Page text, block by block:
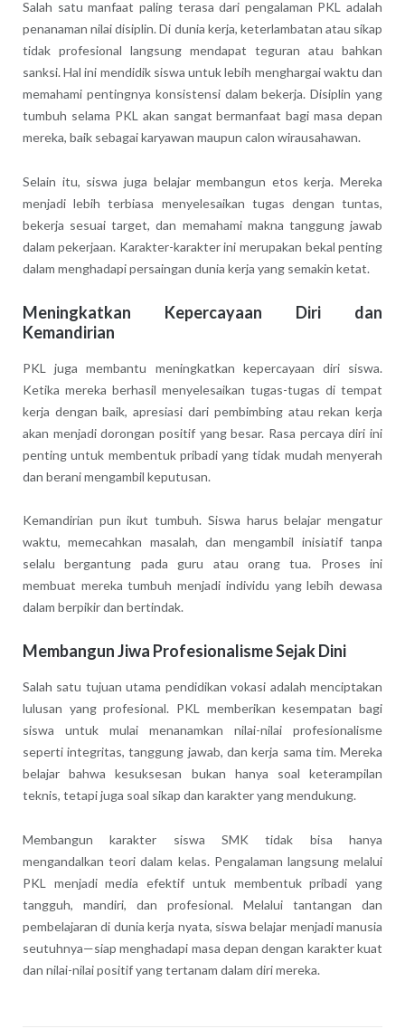
Salah satu manfaat paling terasa dari pengalaman PKL adalah
penanaman nilai disiplin. Di dunia kerja, keterlambatan atau sikap
tidak profesional langsung mendapat teguran atau bahkan
sanksi. Hal ini mendidik siswa untuk lebih menghargai waktu dan
memahami pentingnya konsistensi dalam bekerja. Disiplin yang
tumbuh selama PKL akan sangat bermanfaat bagi masa depan
mereka, baik sebagai karyawan maupun calon wirausahawan.
Selain itu, siswa juga belajar membangun etos kerja. Mereka
menjadi lebih terbiasa menyelesaikan tugas dengan tuntas,
bekerja sesuai target, dan memahami makna tanggung jawab
dalam pekerjaan. Karakter-karakter ini merupakan bekal penting
dalam menghadapi persaingan dunia kerja yang semakin ketat.
Meningkatkan Kepercayaan Diri dan
Kemandirian
PKL juga membantu meningkatkan kepercayaan diri siswa.
Ketika mereka berhasil menyelesaikan tugas-tugas di tempat
kerja dengan baik, apresiasi dari pembimbing atau rekan kerja
akan menjadi dorongan positif yang besar. Rasa percaya diri ini
penting untuk membentuk pribadi yang tidak mudah menyerah
dan berani mengambil keputusan.
Kemandirian pun ikut tumbuh. Siswa harus belajar mengatur
waktu, memecahkan masalah, dan mengambil inisiatif tanpa
selalu bergantung pada guru atau orang tua. Proses ini
membuat mereka tumbuh menjadi individu yang lebih dewasa
dalam berpikir dan bertindak.
Membangun Jiwa Profesionalisme Sejak Dini
Salah satu tujuan utama pendidikan vokasi adalah menciptakan
lulusan yang profesional. PKL memberikan kesempatan bagi
siswa untuk mulai menanamkan nilai-nilai profesionalisme
seperti integritas, tanggung jawab, dan kerja sama tim. Mereka
belajar bahwa kesuksesan bukan hanya soal keterampilan
teknis, tetapi juga soal sikap dan karakter yang mendukung.
Membangun karakter siswa SMK tidak bisa hanya
mengandalkan teori dalam kelas. Pengalaman langsung melalui
PKL menjadi media efektif untuk membentuk pribadi yang
tangguh, mandiri, dan profesional. Melalui tantangan dan
pembelajaran di dunia kerja nyata, siswa belajar menjadi manusia
seutuhnya—siap menghadapi masa depan dengan karakter kuat
dan nilai-nilai positif yang tertanam dalam diri mereka.